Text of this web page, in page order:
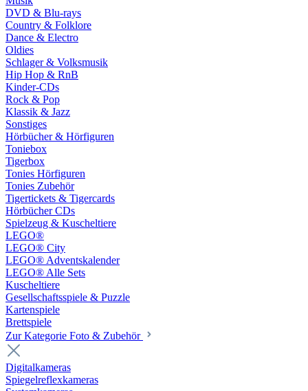
DVD & Blu-rays
Country & Folklore
Dance & Electro
Oldies
Schlager & Volksmusik
Hip Hop & RnB
Kinder-CDs
Rock & Pop
Klassik & Jazz
Sonstiges
Hörbücher & Hörfiguren
Toniebox
Tigerbox
Tonies Hörfiguren
Tonies Zubehör
Tigertickets & Tigercards
Hörbücher CDs
Spielzeug & Kuscheltiere
LEGO®
LEGO® City
LEGO® Adventskalender
LEGO® Alle Sets
Kuscheltiere
Gesellschaftsspiele & Puzzle
Kartenspiele
Brettspiele
Zur Kategorie Foto & Zubehör
Digitalkameras
Spiegelreflexkameras